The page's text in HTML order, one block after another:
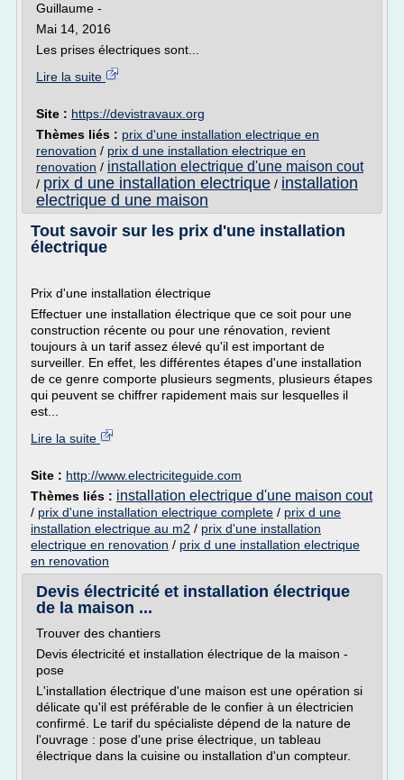
Guillaume -
Mai 14, 2016
Les prises électriques sont...
Lire la suite
Site : https://devistravaux.org
Thèmes liés : prix d'une installation electrique en
renovation / prix d une installation electrique en
renovation / installation electrique d'une maison cout
/ prix d une installation electrique / installation
electrique d une maison
Tout savoir sur les prix d'une installation
électrique
Prix d'une installation électrique
Effectuer une installation électrique que ce soit pour une
construction récente ou pour une rénovation, revient
toujours à un tarif assez élevé qu'il est important de
surveiller. En effet, les différentes étapes d'une installation
de ce genre comporte plusieurs segments, plusieurs étapes
qui peuvent se chiffrer rapidement mais sur lesquelles il
est...
Lire la suite
Site : http://www.electriciteguide.com
Thèmes liés : installation electrique d'une maison cout
/ prix d'une installation electrique complete / prix d une
installation electrique au m2 / prix d'une installation
electrique en renovation / prix d une installation electrique
en renovation
Devis électricité et installation électrique
de la maison ...
Trouver des chantiers
Devis électricité et installation électrique de la maison -
pose
L'installation électrique d'une maison est une opération si
délicate qu'il est préférable de le confier à un électricien
confirmé. Le tarif du spécialiste dépend de la nature de
l'ouvrage : pose d'une prise électrique, un tableau
électrique dans la cuisine ou installation d'un compteur.